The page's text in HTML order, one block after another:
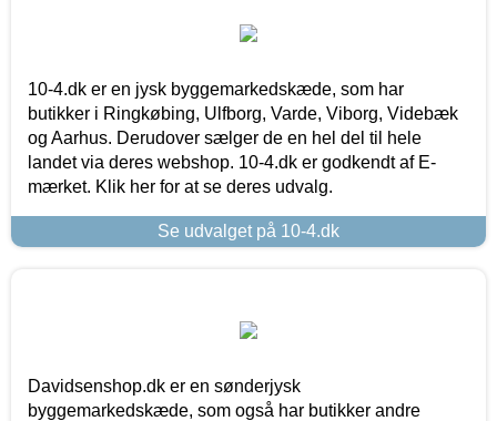
10-4.dk er en jysk byggemarkedskæde, som har
butikker i Ringkøbing, Ulfborg, Varde, Viborg, Videbæk
og Aarhus. Derudover sælger de en hel del til hele
landet via deres webshop. 10-4.dk er godkendt af E-
mærket. Klik her for at se deres udvalg.
Se udvalget på 10-4.dk
Davidsenshop.dk er en sønderjysk
byggemarkedskæde, som også har butikker andre